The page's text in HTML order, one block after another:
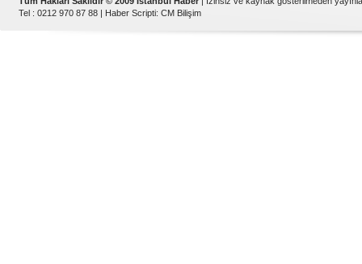
Tel : 0212 970 87 88 | Haber Scripti: CM Bilişim